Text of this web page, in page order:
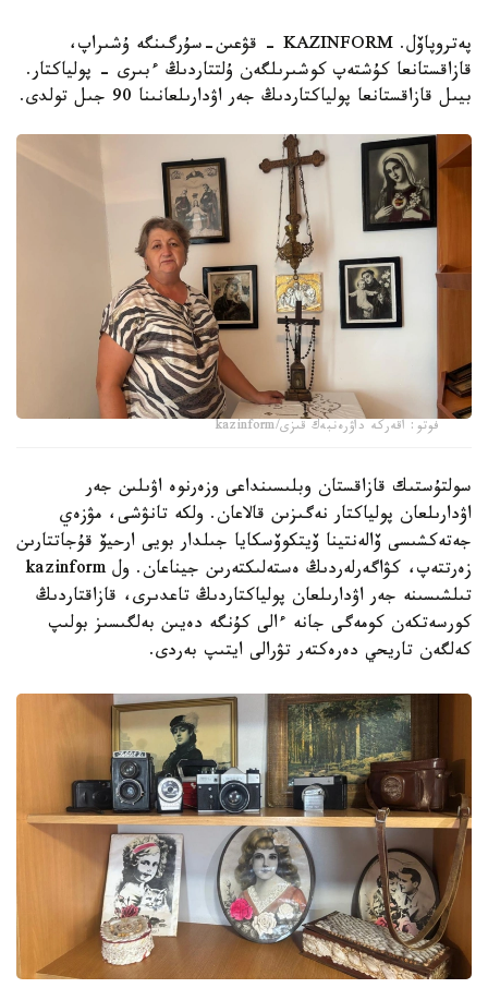
پەتروپاۆل. KAZINFORM - قۋعىن-سۇرگىنگە ۇشىراپ،
قازاقستانعا كۇشتەپ كوشىرىلگەن ۇلتتاردىڭ ءبىرى - پولياكتار.
بيىل قازاقستانعا پولياكتاردىڭ جەر اۋدارىلعانىنا 90 جىل تولدى.
فوتو: اقەركە داۋرەنبەك قىزى/kazinform
سولتۇستىك قازاقستان وبلىسىنداعى وزەرنوە اۋىلىن جەر
اۋدارىلعان پولياكتار نەگىزىن قالاعان. ولكە تانۋشى، مۋزەي
جەتەكشىسى ۆالەنتينا ۆيتكوۆسكايا جىلدار بويى ارحيۆ قۇجاتتارىن
زەرتتەپ، كۋاگەرلەردىڭ ەستەلىكتەرىن جيناعان. ول kazinform
تىلشىسىنە جەر اۋدارىلعان پولياكتاردىڭ تاعدىرى، قازاقتاردىڭ
كورسەتكەن كومەگى جانە ءالى كۇنگە دەيىن بەلگىسىز بولىپ
كەلگەن تاريحي دەرەكتەر تۋرالى ايتىپ بەردى.